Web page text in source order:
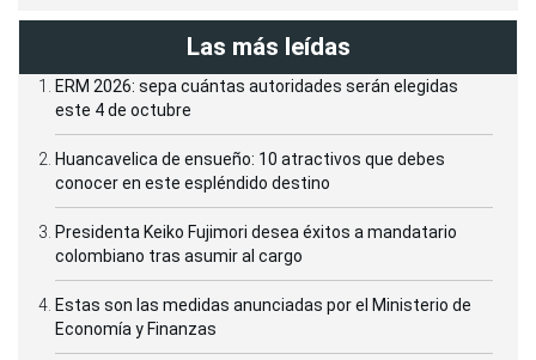
Las más leídas
ERM 2026: sepa cuántas autoridades serán elegidas
este 4 de octubre
Huancavelica de ensueño: 10 atractivos que debes
conocer en este espléndido destino
Presidenta Keiko Fujimori desea éxitos a mandatario
colombiano tras asumir al cargo
Estas son las medidas anunciadas por el Ministerio de
Economía y Finanzas